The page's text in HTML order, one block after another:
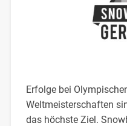
Erfolge bei
Weltmeisterschaften
das höchste Ziel.